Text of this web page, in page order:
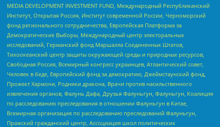
MEDIA DEVELOPMENT INVESTMENT FUND, Международный Республиканский
Институт, Открытая Россия, Институт современной России, Черноморский
фонд регионального сотрудничества, Европейская Платформа за
Демократические Выборы, Международный центр электоральных
исследований, Германский фонд Маршалла Соединенных Штатов,
Тихоокеанский центр защиты окружающей среды и природных ресурсов,
Свободная Россия, Всемирный конгресс украинцев, Атлантический совет,
Человек в беде, Европейский фонд за демократию, Джеймстаунский фонд,
Прожект Хармони, Родники дракона, Врачи против насильственного
извлечения органов, Фалунь Дафа, Друзья Фалуньгун, Фалуньгун, Коалиция
по расследованию преследования в отношении Фалуньгун в Китае,
Всемирная организация по расследованию преследований Фалуньгун,
Пражский гражданский центр, Ассоциация школ политических